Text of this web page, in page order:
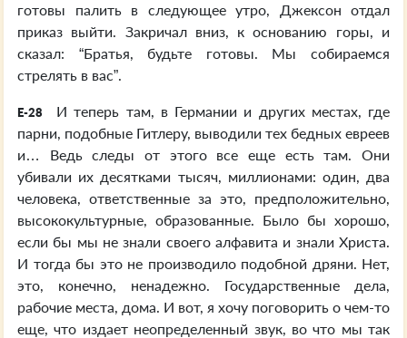
готовы палить в следующее утро, Джексон отдал
приказ выйти. Закричал вниз, к основанию горы, и
сказал: “Братья, будьте готовы. Мы собираемся
стрелять в вас”.
E-28
И теперь там, в Германии и других местах, где
парни, подобные Гитлеру, выводили тех бедных евреев
и… Ведь следы от этого все еще есть там. Они
убивали их десятками тысяч, миллионами: один, два
человека, ответственные за это, предположительно,
высококультурные, образованные. Было бы хорошо,
если бы мы не знали своего алфавита и знали Христа.
И тогда бы это не производило подобной дряни. Нет,
это, конечно, ненадежно. Государственные дела,
рабочие места, дома. И вот, я хочу поговорить о чем-то
еще, что издает неопределенный звук, во что мы так